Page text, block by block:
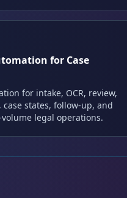
for Case
for intake, OCR, review,
states, follow-up, and
legal operations.